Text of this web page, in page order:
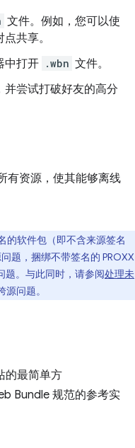
文件。例如，您可以使
共享。
中打开 .wbn 文件。
尝试打破好友的高分
有资源，使其能够离线
的软件包（即不含来源签名
题，捆绑不带签名的 PROXX
题。与此同时，请参阅处理未
源问题。
的最简单方
Bundle 规范的参考实